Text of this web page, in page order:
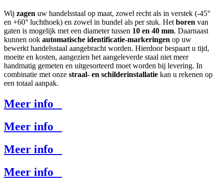
Wij zagen uw handelsstaal op maat, zowel recht als in verstek (-45°
en +60° luchthoek) en zowel in bundel als per stuk. Het boren van
gaten is mogelijk met een diameter tussen 10 en 40 mm. Daarnaast
kunnen ook automatische identificatie-markeringen op uw
bewerkt handelsstaal aangebracht worden. Hierdoor bespaart u tijd,
moeite en kosten, aangezien het aangeleverde staal niet meer
handmatig gemeten en uitgesorteerd moet worden bij levering. In
combinatie met onze straal- en schilderinstallatie kan u rekenen op
een totaal aanpak.
Meer info
Meer info
Meer info
Meer info